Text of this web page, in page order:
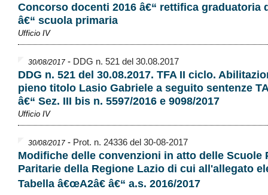
Concorso docenti 2016 â€“ rettifica graduatoria
â€“ scuola primaria
Ufficio IV
30/08/2017 - DDG n. 521 del 30.08.2017
DDG n. 521 del 30.08.2017. TFA II ciclo.
pieno titolo Lasio Gabriele a seguito sentenze
â€“ Sez. III bis n. 5597/2016 e 9098/2017
Ufficio IV
30/08/2017 - Prot. n. 24336 del 30-08-2017
Modifiche delle convenzioni in atto delle Scuole
Paritarie della Regione Lazio di cui all'allegato
Tabella â€œA2â€ â€“ a.s. 2016/2017